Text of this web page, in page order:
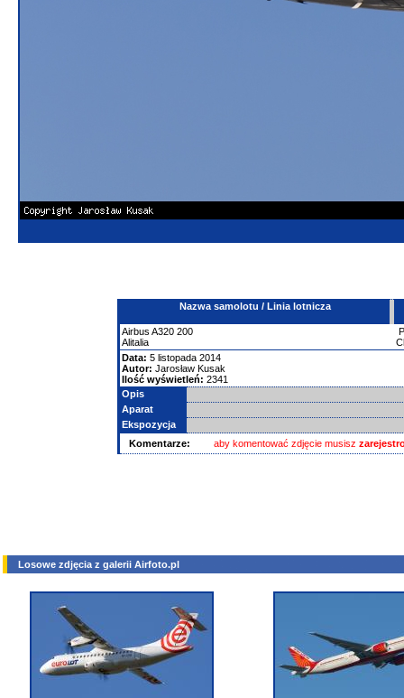
Nazwa samolotu / Linia lotnicza
Airbus A320 200
Alitalia
Data: 5 listopada 2014
Autor: Jarosław Kusak
Ilość wyświetleń: 2341
Opis
Aparat
Ekspozycja
Komentarze:
aby komentować zdjęcie musisz
Losowe zdjęcia z galerii Airfoto.pl